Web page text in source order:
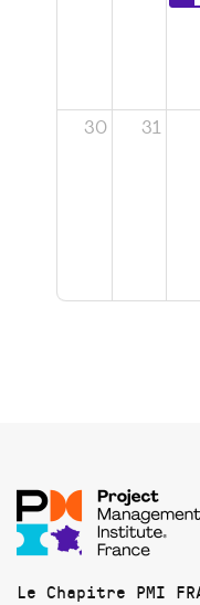
30 31
Le Chapitre PMI